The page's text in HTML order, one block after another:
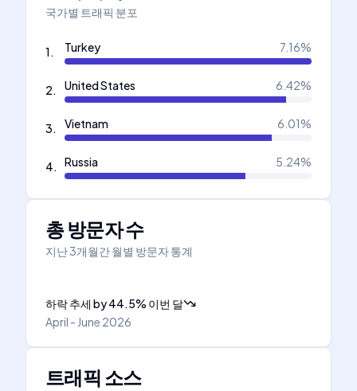
국가별 트래픽 분포
1. Turkey 7.16%
2. United States 6.42%
3. Vietnam 6.01%
4. Russia 5.24%
총 방문자 수
지난 3개월간 월별 방문자 통계
하락 추세 by44.5% 이번 달
April - June 2026
트래픽 소스